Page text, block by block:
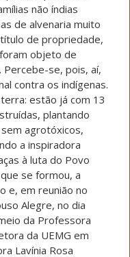
não índias
de alvenaria muito
de propriedade,
objeto de
se, pois, aí,
contra os indígenas.
estão já com 13
plantando
agrotóxicos,
a inspiradora
à luta do Povo
se formou, a
e, em reunião no
Alegre, no dia
da Professora
da UEMG em
Lavínia Rosa